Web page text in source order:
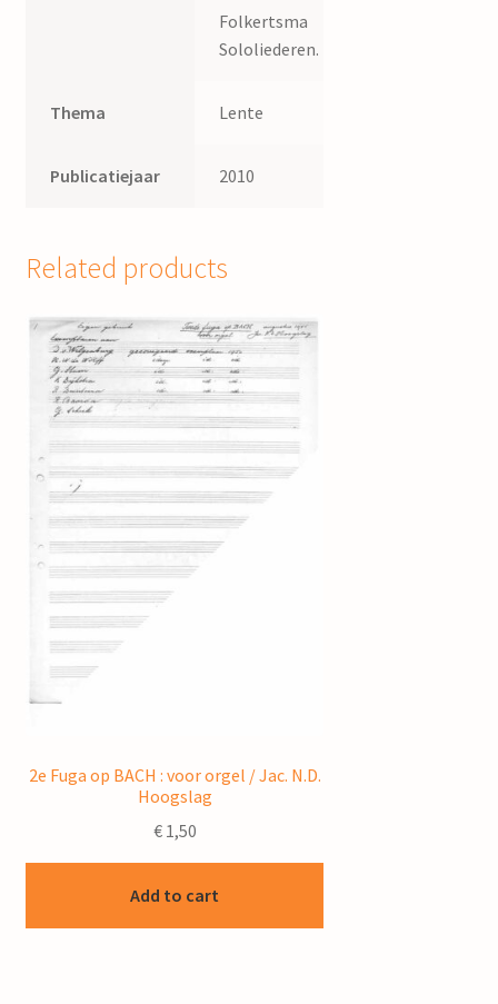
Folkertsma
Sololiederen.
Thema Lente
Publicatiejaar 2010
Related products
2e Fuga op BACH : voor orgel / Jac. N.D.
Hoogslag
€1,50
Add to cart